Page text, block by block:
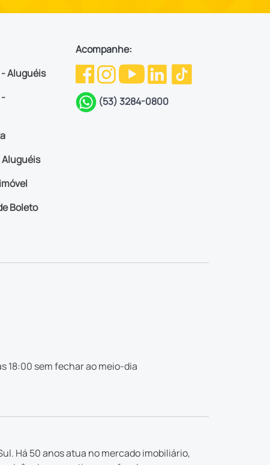
Aluguéis
-
Boleto
Acompanhe:
(53) 3284-0800
18:00 sem fechar ao meio-dia
Há 50 anos atua no mercado imobiliário,